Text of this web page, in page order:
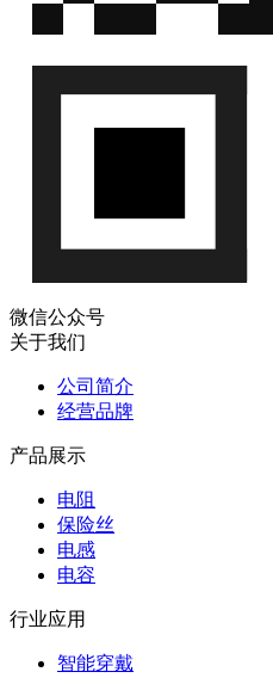
微信公众号
关于我们
公司简介
经营品牌
产品展示
电阻
保险丝
电感
电容
行业应用
智能穿戴